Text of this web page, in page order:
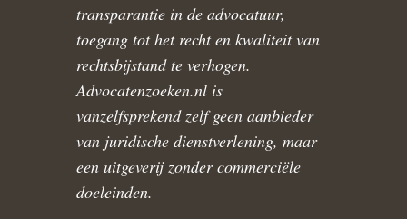
transparantie in de advocatuur,
toegang tot het recht en kwaliteit van
rechtsbijstand te verhogen.
Advocatenzoeken.nl is
vanzelfsprekend zelf geen aanbieder
van juridische dienstverlening, maar
een uitgeverij zonder commerciële
doeleinden.